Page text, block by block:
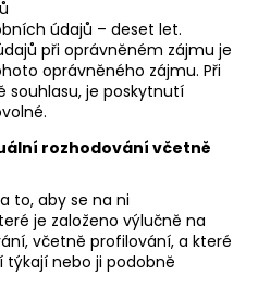
údajů – deset let.
při oprávněném zájmu je
oprávněného zájmu. Při
souhlasu, je poskytnutí
rozhodování včetně
to, aby se na ni
je založeno výlučně na
včetně profilování, a které
týkají nebo ji podobně